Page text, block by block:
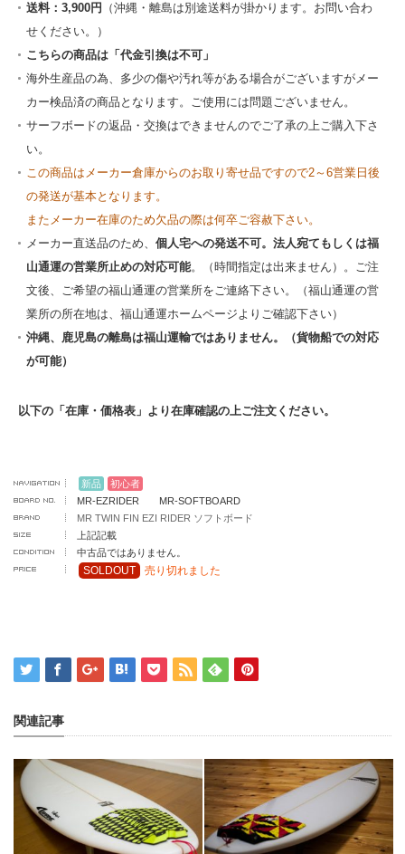
送料：3,900円
（沖縄・離島は別途送料が掛かります。お問い合わ
せください。）
こちらの商品は「代金引換は不可」
海外生産品の為、多少の傷や汚れ等がある場合がございますがメー
カー検品済の商品となります。ご使用には問題ございません。
サーフボードの返品・交換はできませんのでご了承の上ご購入下さ
い。
この商品はメーカー倉庫からのお取り寄せ品ですので2～6営業日後
の発送が基本となります。
またメーカー在庫のため欠品の際は何卒ご容赦下さい。
メーカー直送品のため、 個人宅への発送不可。法人宛てもしくは福
山通運の営業所止めの対応可能。（時間指定は出来ません）。ご注
文後、ご希望の福山通運の営業所をご連絡下さい。（福山通運の営
業所の所在地は、福山通運ホームページよりご確認下さい）
沖縄、鹿児島の離島は福山運輸ではありません。（貨物船での対応
が可能）
以下の「在庫・価格表」より在庫確認の上ご注文ください。
新品
初心者
MR-EZRIDER MR-SOFTBOARD
MR TWIN FIN EZI RIDER ソフトボード
上記記載
中古品ではありません。
SOLDOUT 売り切れました
関連記事